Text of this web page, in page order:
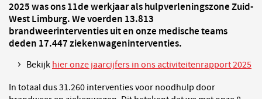
2025 was ons 11de werkjaar als hulpverleningszone Zuid-
West Limburg. We voerden 13.813
brandweerinterventies uit en onze medische teams
deden 17.447 ziekenwageninterventies.
Bekijk hier onze jaarcijfers in ons activiteitenrapport 2025
In totaal dus 31.260 interventies voor noodhulp door